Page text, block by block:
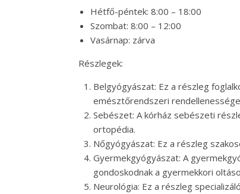
Hétfő-péntek: 8:00 – 18:00
Szombat: 8:00 – 12:00
Vasárnap: zárva
Részlegek:
Belgyógyászat: Ez a részleg
emésztőrendszeri
Sebészet: A kórház sebészeti
ortopédia.
Nőgyógyászat: Ez a részleg
Gyermekgyógyászat: A
gondoskodnak a gyermekkori
Neurológia: Ez a részleg